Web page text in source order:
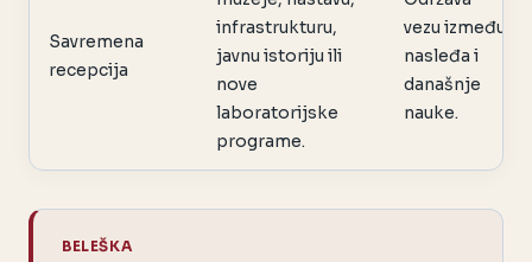
Savremena
recepcija
infrastrukturu,
javnu istoriju ili
nove
laboratorijske
programe.
vezu između
nasleđa i
današnje
nauke.
BELEŠKA